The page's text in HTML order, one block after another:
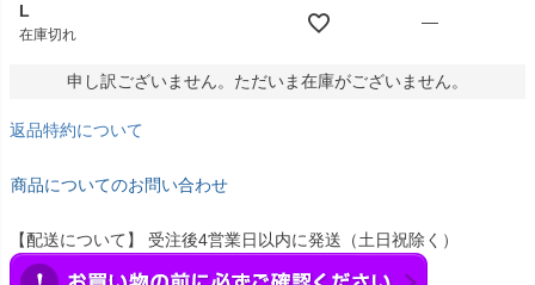
L
在庫切れ
—
申し訳ございません。ただいま在庫がございません。
返品特約について
商品についてのお問い合わせ
【配送について】 受注後4営業日以内に発送（土日祝除く）